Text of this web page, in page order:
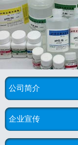
公司简介
企业宣传